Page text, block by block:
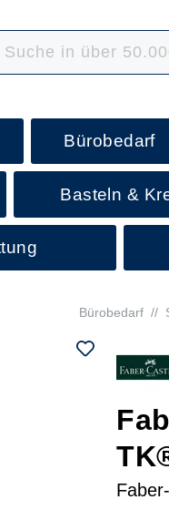
Bürobedarf
Basteln &
Bürobedarf //